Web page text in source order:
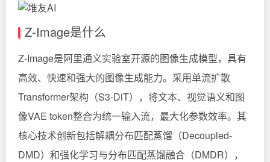
Z-Image是什么
Z-Image是阿里通义实验室开源的图像生成模型，具有
高效、快速和强大的图像生成能力。采用单流扩散
Transformer架构（S3-DiT），将文本、视觉语义和图
像VAE token整合为统一输入流，最大化参数效率。其
核心技术创新包括解耦分布匹配蒸馏（Decoupled-
DMD）和强化学习与分布匹配蒸馏融合（DMDR），